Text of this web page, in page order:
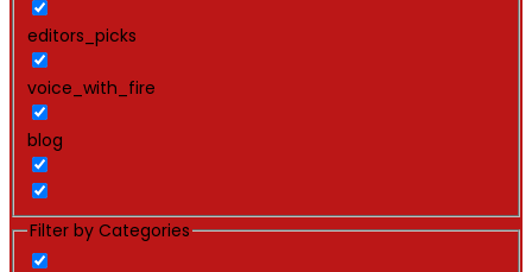
editors_picks
voice_with_fire
blog
Filter by Categories